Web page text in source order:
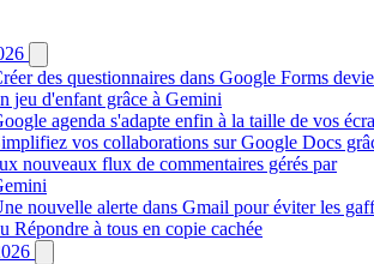
des questionnaires dans Google Forms
jeu d'enfant grâce à Gemini
agenda s'adapte enfin à la taille de vos
vos collaborations sur Google Docs
nouveaux flux de commentaires gérés par
nouvelle alerte dans Gmail pour éviter les
Répondre à tous en copie cachée